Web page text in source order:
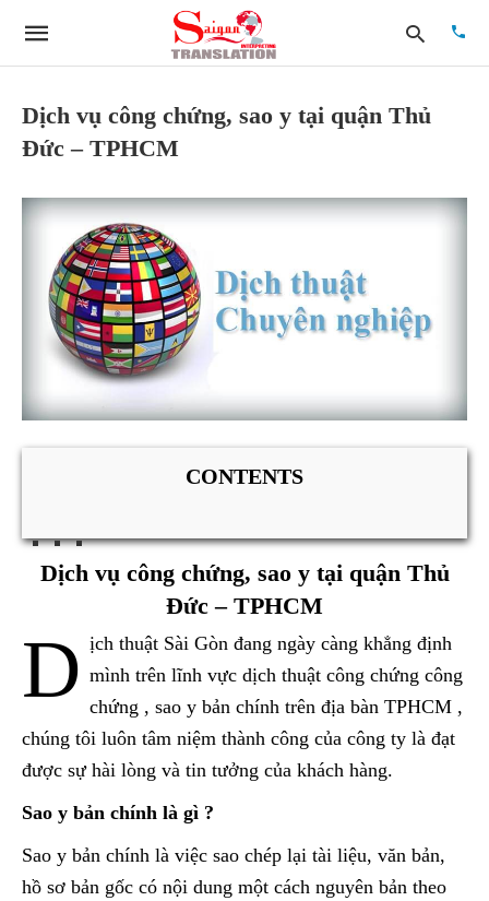
Dịch vụ công chứng, sao y tại quận Thủ
Đức – TPHCM
CONTENTS
Dịch vụ công chứng, sao y tại quận Thủ
Đức – TPHCM
D ịch thuật Sài Gòn đang ngày càng khẳng định
mình trên lĩnh vực dịch thuật công chứng công
chứng , sao y bản chính trên địa bàn TPHCM ,
chúng tôi luôn tâm niệm thành công của công ty là đạt
được sự hài lòng và tin tưởng của khách hàng.
Sao y bản chính là gì ?
Sao y bản chính là việc sao chép lại tài liệu, văn bản,
hồ sơ bản gốc có nội dung một cách nguyên bản theo